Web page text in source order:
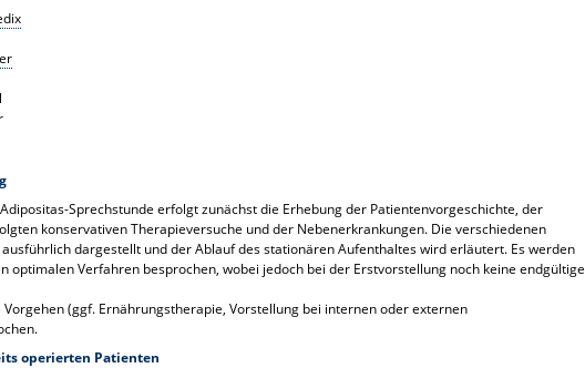
Sprechstunde erfolgt zunächst die Erhebung der Patientenvorgeschichte, der
konservativen Therapieversuche und der Nebenerkrankungen. Die verschiedenen
dargestellt und der Ablauf des stationären Aufenthaltes wird erläutert. Es werden
optimalen Verfahren besprochen, wobei jedoch bei der Erstvorstellung noch keine endgültige
(ggf. Ernährungstherapie, Vorstellung bei internen oder externen
operierten Patienten